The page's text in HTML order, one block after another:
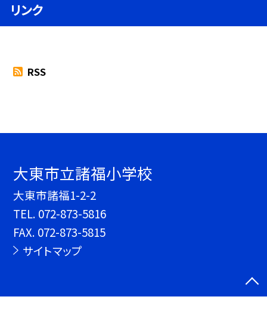
リンク
RSS
大東市立諸福小学校
大東市諸福1-2-2
TEL. 072-873-5816
FAX. 072-873-5815
サイトマップ